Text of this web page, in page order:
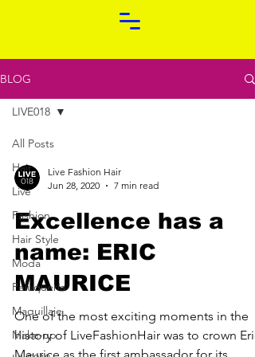
BLOG
All Posts
Hair
Live
Fashion
Hair Style
Moda
Peluquería
Maquillaje
Make-up
LIVE018
Live Fashion Hair
Jun 28, 2020
7 min read
Excellence has a
name: ERIC
MAURICE
One of the most exciting moments in the
history of LiveFashionHair was to crown Eric